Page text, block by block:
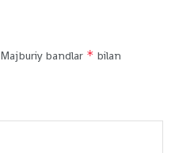
Majburiy bandlar * bilan